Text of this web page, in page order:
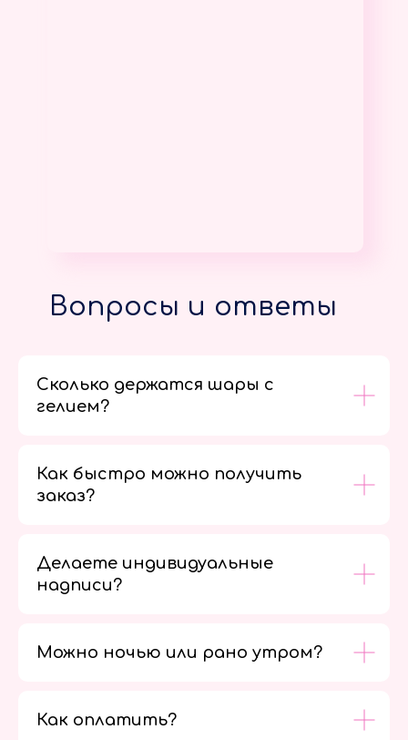
Вопросы и ответы
Сколько держатся шары с
гелием?
Как быстро можно получить
заказ?
Делаете индивидуальные
надписи?
Можно ночью или рано утром?
Как оплатить?